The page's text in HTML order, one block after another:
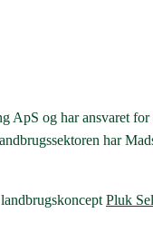
og har ansvaret
har
Pluk